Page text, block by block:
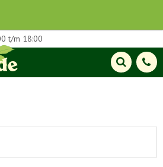
t/m 18:00